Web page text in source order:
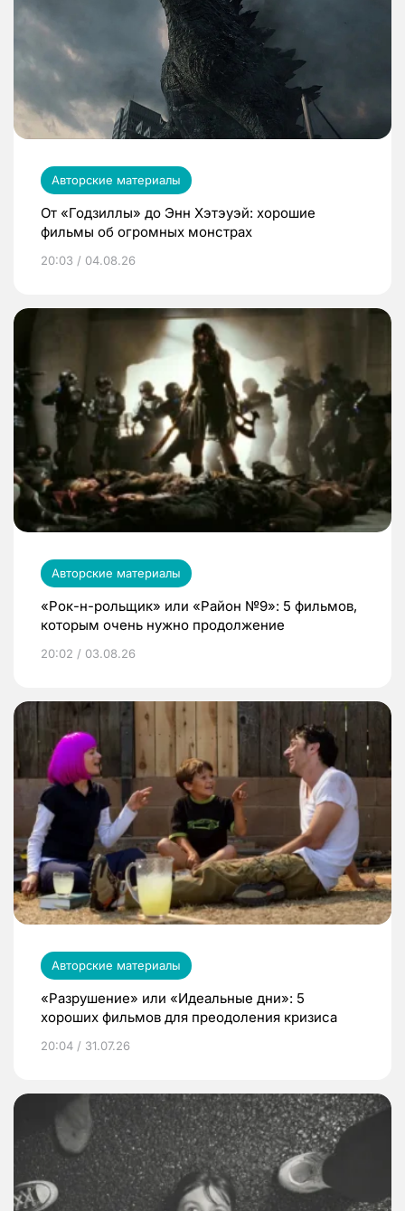
Авторские материалы
От «Годзиллы» до Энн Хэтэуэй: хорошие
фильмы об огромных монстрах
20:03 / 04.08.26
Авторские материалы
«Рок-н-рольщик» или «Район №9»: 5 фильмов,
которым очень нужно продолжение
20:02 / 03.08.26
Авторские материалы
«Разрушение» или «Идеальные дни»: 5
хороших фильмов для преодоления кризиса
20:04 / 31.07.26